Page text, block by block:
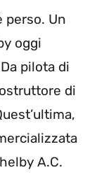
perso. Un
oggi
pilota di
di
A.C.